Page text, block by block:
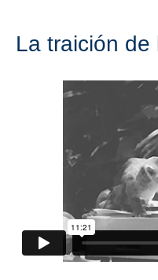
La traición de